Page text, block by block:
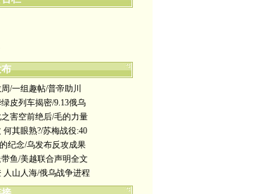
/一组趣帖/普帝助川
绿皮列车揭密/9.13俄乌
之害空前绝后/毛的力量
何其眼熟?/苏梅战役:40
的纪念/乌发布反攻成果
带鱼/美越联合声明全文
人山人海/俄乌战争进程